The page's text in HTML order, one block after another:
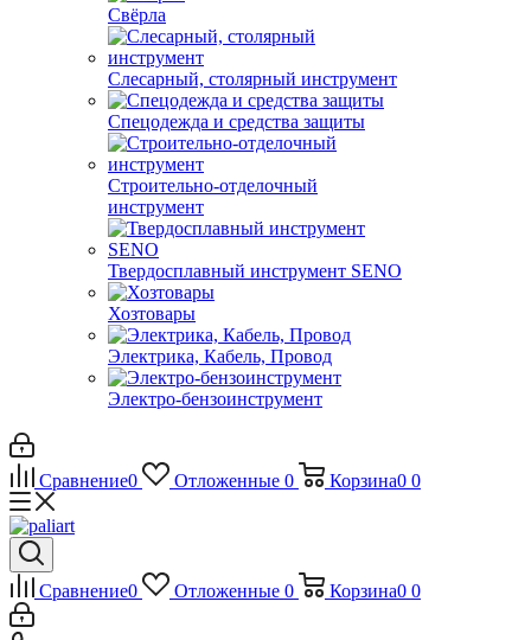
Свёрла
Слесарный, столярный инструмент
Спецодежда и средства защиты
Строительно-отделочный
инструмент
Твердосплавный инструмент SENO
Хозтовары
Электрика, Кабель, Провод
Электро-бензоинструмент
Сравнение0 Отложенные 0 Корзина0 0
Сравнение0 Отложенные 0 Корзина0 0